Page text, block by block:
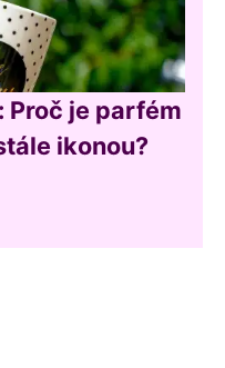
Proč je parfém
ikonou?